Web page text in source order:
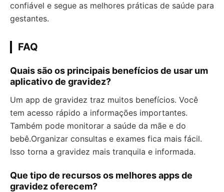
confiável e segue as melhores práticas de saúde para
gestantes.
FAQ
Quais são os principais benefícios de usar um
aplicativo de gravidez?
Um app de gravidez traz muitos benefícios. Você
tem acesso rápido a informações importantes.
Também pode monitorar a saúde da mãe e do
bebê.Organizar consultas e exames fica mais fácil.
Isso torna a gravidez mais tranquila e informada.
Que tipo de recursos os melhores apps de
gravidez oferecem?